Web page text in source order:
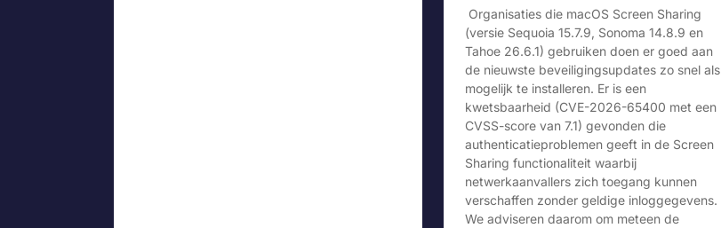
Organisaties die macOS Screen Sharing
(versie Sequoia 15.7.9, Sonoma 14.8.9 en
Tahoe 26.6.1) gebruiken doen er goed aan
de nieuwste beveiligingsupdates zo snel als
mogelijk te installeren. Er is een
kwetsbaarheid (CVE-2026-65400 met een
CVSS-score van 7.1) gevonden die
authenticatieproblemen geeft in de Screen
Sharing functionaliteit waarbij
netwerkaanvallers zich toegang kunnen
verschaffen zonder geldige inloggegevens.
We adviseren daarom om meteen de